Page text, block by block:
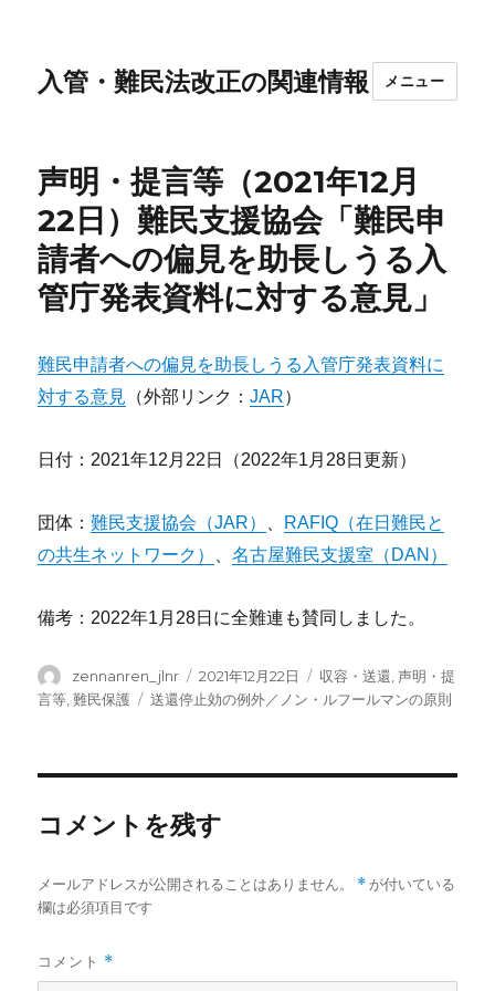
入管・難民法改正の関連情報 メニュー
声明・提言等（2021年12月
22日）難民支援協会「難民申
請者への偏見を助長しうる入
管庁発表資料に対する意見」
難民申請者への偏見を助長しうる入管庁発表資料に
対する意見 （外部リンク：JAR）
日付：2021年12月22日（2022年1月28日更新）
団体：難民支援協会（JAR）
RAFIQ（在日難民と
の共生ネットワーク）
、名古屋難民支援室（DAN）
備考：2022年1月28日に全難連も賛同しました。
投
稿
zennanren_jlnr
投
稿
2021年12月22日
カ
テ
収容・送還 ,声明・提
言等 ,難民保護
タ
送還停止効の例外／ノン・ルフールマンの原則
コメントを残す
メールアドレスが公開されることはありません。 * が付いている
欄は必須項目です
コメント *